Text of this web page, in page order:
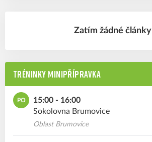
Zatím žádné články
TRÉNINKY MINIPŘÍPRAVKA
PO
15:00 - 16:00
Sokolovna Brumovice
Oblast Brumovice